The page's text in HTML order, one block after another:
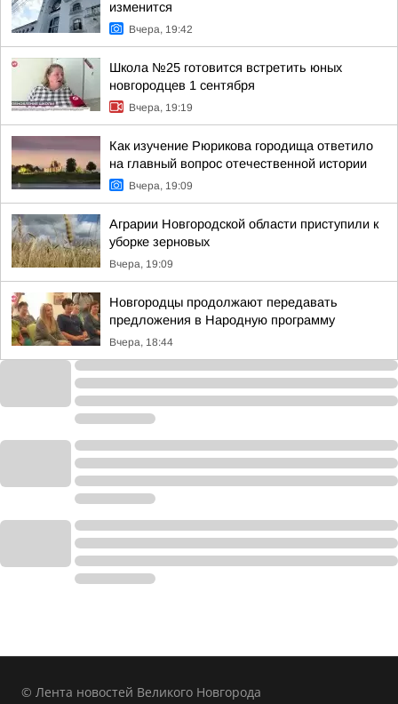
изменится
Вчера, 19:42
Школа №25 готовится встретить юных
новгородцев 1 сентября
Вчера, 19:19
Как изучение Рюрикова городища ответило
на главный вопрос отечественной истории
Вчера, 19:09
Аграрии Новгородской области приступили к
уборке зерновых
Вчера, 19:09
Новгородцы продолжают передавать
предложения в Народную программу
Вчера, 18:44
© Лента новостей Великого Новгорода